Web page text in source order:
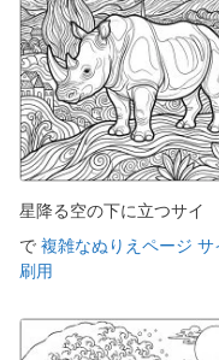
星降る空の下に立つサイ
で 複雑なぬりえページ サ
刷用